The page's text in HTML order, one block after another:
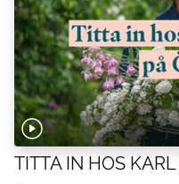
TITTA IN HOS